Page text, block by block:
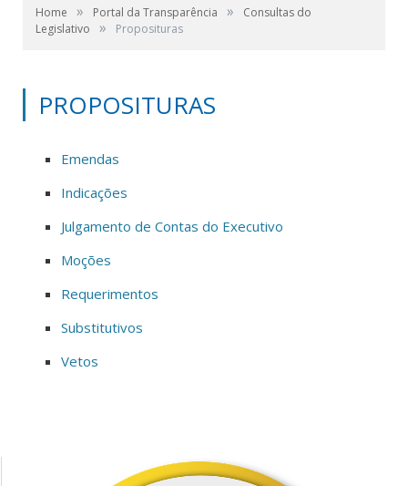
Home » Portal da Transparência »
Consultas do
Legislativo
» Proposituras
PROPOSITURAS
Emendas
Indicações
Julgamento de Contas do Executivo
Moções
Requerimentos
Substitutivos
Vetos